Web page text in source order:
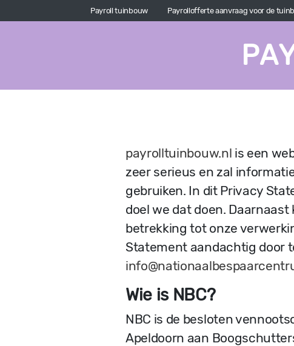
Payroll tuinbouw Payrollofferte aanvraag voor de
payrolltuinbouw.nl is een
zeer serieus en zal
gebruiken. In dit Privacy
doel we dat doen.
betrekking tot onze
Statement aandachtig door
Wie is NBC?
NBC is de besloten
Apeldoorn aan